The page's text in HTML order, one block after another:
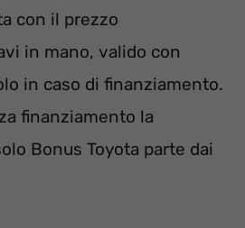
con il prezzo
in mano, valido con
in caso di finanziamento.
finanziamento la
Bonus Toyota parte dai